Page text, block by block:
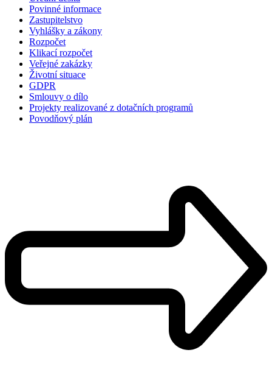
Povinné informace
Zastupitelstvo
Vyhlášky a zákony
Rozpočet
Klikací rozpočet
Veřejné zakázky
Životní situace
GDPR
Smlouvy o dílo
Projekty realizované z dotačních programů
Povodňový plán